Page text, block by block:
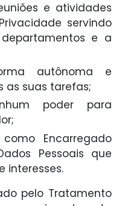
e atividades
servindo
e a
autônoma e
as suas tarefas;
poder para
Encarregado
Pessoais que
interesses.
pelo Tratamento